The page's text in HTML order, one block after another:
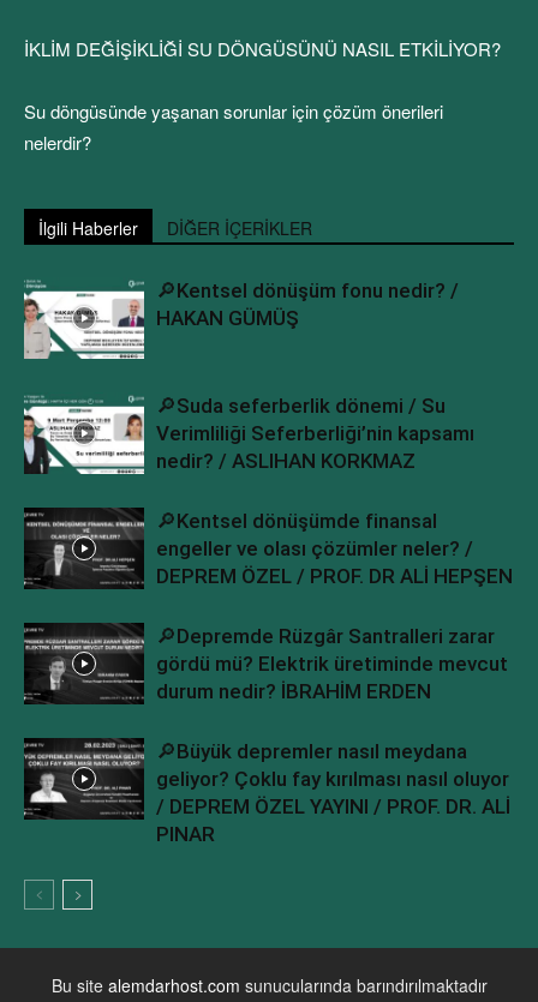
İKLİM DEĞİŞİKLİĞİ SU DÖNGÜSÜNÜ NASIL ETKİLİYOR?
Su döngüsünde yaşanan sorunlar için çözüm önerileri
nelerdir?
İlgili Haberler DİĞER İÇERİKLER
🔎Kentsel dönüşüm fonu nedir? /
HAKAN GÜMÜŞ
🔎Suda seferberlik dönemi / Su
Verimliliği Seferberliği’nin kapsamı
nedir? / ASLIHAN KORKMAZ
🔎Kentsel dönüşümde finansal
engeller ve olası çözümler neler? /
DEPREM ÖZEL / PROF. DR ALİ HEPŞEN
🔎Depremde Rüzgâr Santralleri zarar
gördü mü? Elektrik üretiminde mevcut
durum nedir? İBRAHİM ERDEN
🔎Büyük depremler nasıl meydana
geliyor? Çoklu fay kırılması nasıl oluyor
/ DEPREM ÖZEL YAYINI / PROF. DR. ALİ
PINAR
Bu site alemdarhost.com sunucularında barındırılmaktadır